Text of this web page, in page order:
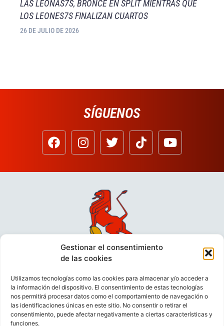
Gestionar el consentimiento
de las cookies
Utilizamos tecnologías como las cookies para almacenar y/o acceder a
la información del dispositivo. El consentimiento de estas tecnologías
nos permitirá procesar datos como el comportamiento de navegación o
las identificaciones únicas en este sitio. No consentir o retirar el
consentimiento, puede afectar negativamente a ciertas características y
funciones.
LAS LEONAS7S, BRONCE EN SPLIT MIENTRAS QUE
LOS LEONES7S FINALIZAN CUARTOS
26 DE JULIO DE 2026
SÍGUENOS